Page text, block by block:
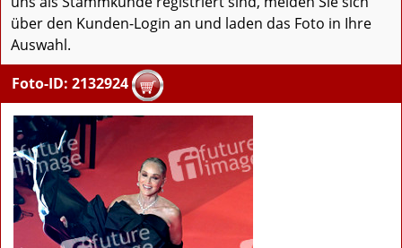
über den Kunden-Login an und laden das Foto in Ihre
Auswahl.
Foto-ID: 2132924